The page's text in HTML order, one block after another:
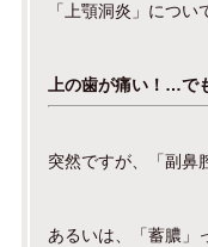
「上顎洞炎」につい
上の歯が痛い！…で
突然ですが、「副鼻
あるいは、「蓄膿」